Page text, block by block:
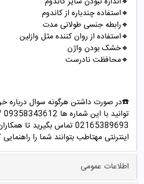
🔸استفاده چندباره از کاندوم
🔸رابطه جنسی طولانی مدت
🔸استفاده از روان کننده مثل وازلین
🔸خشک بودن واژن
🔸محافظت نادرست
☎️در صورت داشتن هرگونه سوال درباره
توانید با
02165389693تماس بگیرید تا
اینترنتی مهتاطب بتوانند شما را راهنمایی
اطلاعات عمومی